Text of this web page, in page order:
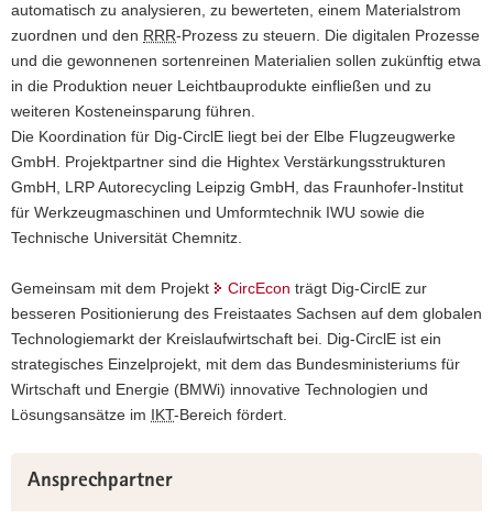
automatisch zu analysieren, zu bewerteten, einem Materialstrom
zuordnen und den RRR-Prozess zu steuern. Die digitalen Prozesse
und die gewonnenen sortenreinen Materialien sollen zukünftig etwa
in die Produktion neuer Leichtbauprodukte einfließen und zu
weiteren Kosteneinsparung führen.
Die Koordination für Dig-CirclE liegt bei der Elbe Flugzeugwerke
GmbH. Projektpartner sind die Hightex Verstärkungsstrukturen
GmbH, LRP Autorecycling Leipzig GmbH, das Fraunhofer-Institut
für Werkzeugmaschinen und Umformtechnik IWU sowie die
Technische Universität Chemnitz.
Gemeinsam mit dem Projekt CircEcon trägt Dig-CirclE zur
besseren Positionierung des Freistaates Sachsen auf dem globalen
Technologiemarkt der Kreislaufwirtschaft bei. Dig-CirclE ist ein
strategisches Einzelprojekt, mit dem das Bundesministeriums für
Wirtschaft und Energie (BMWi) innovative Technologien und
Lösungsansätze im IKT-Bereich fördert.
Information
Ansprechpartner